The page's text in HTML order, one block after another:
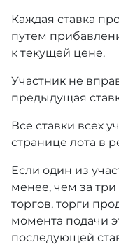
Каждая ставка
путем
к текущей цене.
Участник не
предыдущая
Все ставки всех
странице лота в
Если один из
менее, чем за
торгов, торги
момента подачи
последующей